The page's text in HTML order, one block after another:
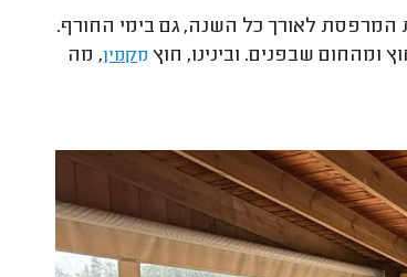
לאורך כל השנה, גם בימי החורף.
שבפנים. ובינינו, חוץ מקמין, מה